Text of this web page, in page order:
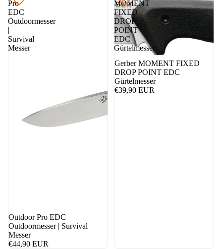
Pro
EDC
Outdoormesser
|
Survival
Messer
Outdoor Pro EDC
Outdoormesser | Survival
Messer
€44,90 EUR
MOMENT
FIXED
DROP
POINT
EDC
Gürtelmesser
Gerber MOMENT FIXED
DROP POINT EDC
Gürtelmesser
€39,90 EUR